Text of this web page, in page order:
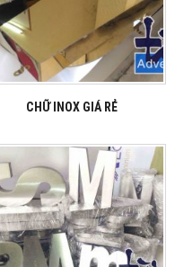
CHỮ INOX GIÁ RẺ